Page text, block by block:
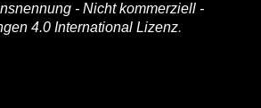
- Nicht kommerziell -
4.0 International Lizenz.